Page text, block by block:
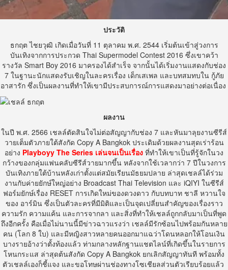
ประวัติ
ธกฤต ไชยวุฒิ เกิดเมื่อวันที่ 11 ตุลาคม พ.ศ. 2544 เริ่มต้นเข้าสู่วงการ
บันเทิงจากการประกวด Thai Supermodel Contest 2016 ซึ่งเขาคว้า
รางวัล Smart Boy 2016 มาครองได้สำเร็จ จากนั้นได้เริ่มงานแสดงกับช่อง
7 ในฐานะนักแสดงรับเชิญในละครเรื่อง เด็กเสเพล และบทสมทบใน กู้ภัย
อาสารัก ซึ่งเป็นผลงานที่ทำให้เขามีประสบการณ์การแสดงมาอย่างต่อเนื่อง
ผลงาน
ในปี พ.ศ. 2566 เชลล์ตัดสินใจไม่ต่อสัญญากับช่อง 7 และหันมาลุยงานซีรีส์
วายเต็มตัวภายใต้สังกัด Copy A Bangkok ประเดิมด้วยผลงานสุดเร่าร้อน
อย่าง Playboyy The Series เล่นจนเป็นเรื่อง ที่ทำให้เขาเป็นที่รู้จักในวง
กว้างของกลุ่มแฟนคลับซีรีส์วายมากขึ้น หลังจากใช้เวลากว่า 7 ปีในวงการ
บันเทิงภายใต้บ้านหลังเก่าตั้งแต่สมัยเรียนมัธยมปลาย ล่าสุดเชลล์ได้ร่วม
งานกับค่ายยักษ์ใหญ่อย่าง Broadcast Thai Television และ iQIYI ในซีรีส์
ฟอร์มยักษ์เรื่อง RESET การเกิดใหม่ของดวงดาว กับบทบาท ชาลี หวานใจ
ของ อาร์มิน ซึ่งเป็นตัวละครที่มีมิติและเป็นจุดเปลี่ยนสำคัญของเรื่องราว
ความรัก ความแค้น และการจากลา และสิ่งที่ทำให้เชลล์ถูกกลับมาเป็นที่พูด
ถึงอีกครั้ง คือเมื่อไม่นานนี้มีข่าวฉาวแรงว่า เชลล์มีรักซ้อนไปพร้อมกันหลาย
คน (โลก 8 ใบ) และมีหญิงสาวหลายคนออกมาแฉว่าโดนหลอกให้โอนเงิน
บางรายอ้างว่าตั้งท้องแล้ว ท่ามกลางหลักฐานแชตไลน์ที่เกิดขึ้นในรายการ
โหนกระแส ล่าสุดต้นสังกัด Copy A Bangkok ยกเลิกสัญญาทันที พร้อมทั้ง
ตัวเชลล์เองก็ชี้แจง และขอโทษผ่านช่องทางโซเชียลส่วนตัวเรียบร้อยแล้ว